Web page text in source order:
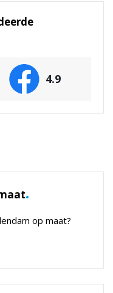
4.9
.
op maat?